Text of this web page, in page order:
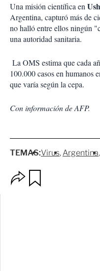
Una misión científica en
Argentina, capturó más de
no halló entre ellos ningún
una autoridad sanitaria.
La OMS estima que cada
100.000 casos en humanos
que varía según la cepa.
Con información de AFP.
TEMAS:Virus Argentina